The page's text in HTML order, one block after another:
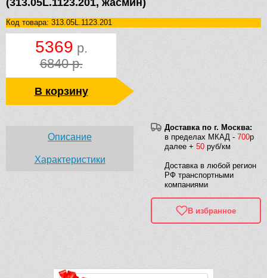
(313.05L.1123.201, жасмин)
Код товара: 313.05L.1123.201
5369 р.
6840 р.
В корзину
Доставка по г. Москва:
в пределах МКАД - 700р
далее + 50 руб/км
Доставка в любой регион
РФ транспортными
компаниями
В избранное
Описание
Характеристики